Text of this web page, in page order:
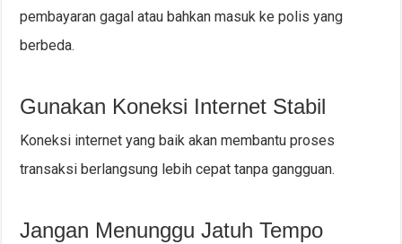
pembayaran gagal atau bahkan masuk ke polis yang
berbeda.
Gunakan Koneksi Internet Stabil
Koneksi internet yang baik akan membantu proses
transaksi berlangsung lebih cepat tanpa gangguan.
Jangan Menunggu Jatuh Tempo